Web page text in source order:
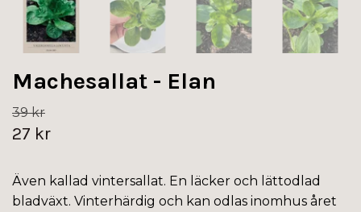
Machesallat - Elan
39 kr
27 kr
Även kallad vintersallat. En läcker och lättodlad
bladväxt. Vinterhärdig och kan odlas inomhus året